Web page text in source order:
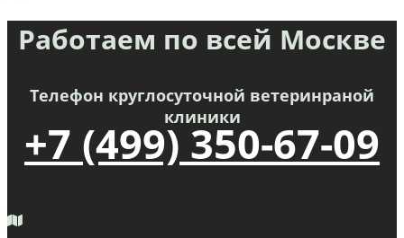
Работаем по всей Москве
Телефон круглосуточной ветеринраной
клиники
+7 (499) 350-67-09